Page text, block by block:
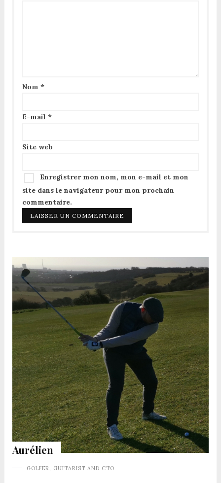
Nom *
E-mail *
Site web
Enregistrer mon nom, mon e-mail et mon
site dans le navigateur pour mon prochain
commentaire.
Aurélien
GOLFER, GUITARIST AND CTO